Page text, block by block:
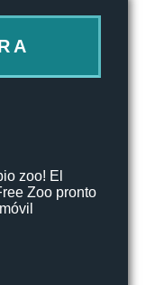
zoo! El
Zoo pronto